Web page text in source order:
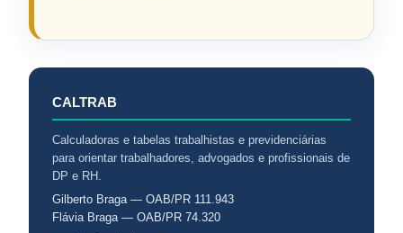
CALTRAB
Calculadoras e tabelas trabalhistas e previdenciárias
para orientar trabalhadores, advogados e profissionais de
DP e RH.
Gilberto Braga — OAB/PR 111.943
Flávia Braga — OAB/PR 74.320